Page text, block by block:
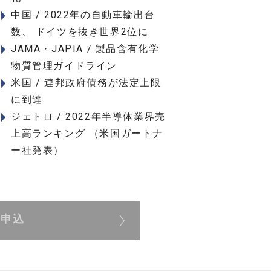
中国 / 2022年の自動車輸出台
数、 ドイツを抜き世界2位に
JAMA・JAPIA / 製品含有化学
物質管理ガイドライン
米国 / 連邦政府債務が法定上限
に到達
ジェトロ / 2022年半導体業界売
上高ランキング （米国ガートナ
ー社発表）
込